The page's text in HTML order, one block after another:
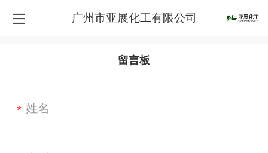
广州市亚展化工有限公司
留言板
*